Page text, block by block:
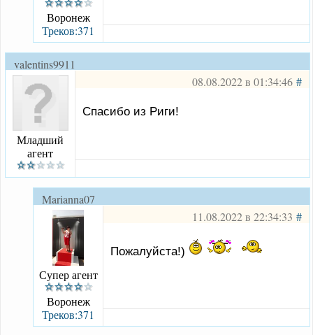
Воронеж
Треков:371
valentins9911
08.08.2022 в 01:34:46#
Младший
агент
Спасибо из Риги!
Marianna07
11.08.2022 в 22:34:33#
Супер агент
Воронеж
Треков:371
Пожалуйста!)